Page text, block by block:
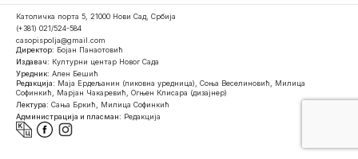
Католичка порта 5, 21000 Нови Сад, Србија
(+381) 021/524-584
casopispolja@gmail.com
Директор: Бојан Панаотовић
Издавач: Културни центар Новог Сада
Уредник: Ален Бешић
Редакција: Маја Ердељанин (ликовна уредница), Соња Веселиновић, Милица
Софинкић, Марјан Чакаревић, Огњен Клисара (дизајнер)
Лектура: Сања Бркић, Милица Софинкић
Администрација и пласман: Редакција